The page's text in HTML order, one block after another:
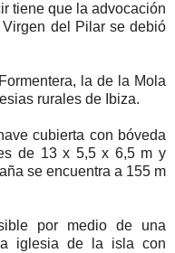
tiene que la advocación
del Pilar se debió
la de la Mola
rurales de Ibiza.
cubierta con bóveda
de 13 x 5,5 x 6,5 m y
se encuentra a 155 m
por medio de una
iglesia de la isla con